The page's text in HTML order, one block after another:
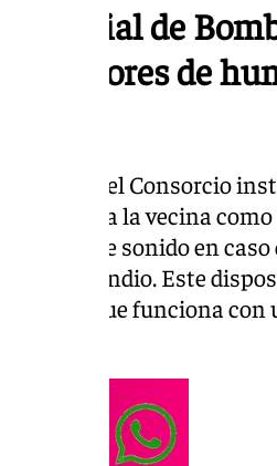
de
detectores de
del Consorcio
tanto a la vecina
un potente sonido en
incendio. Este
ya que funciona